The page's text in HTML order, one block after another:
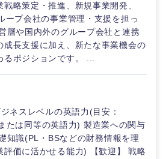
略策定・推進、新規事業開発、
ープ会社の事業管理・支援を担っ
層や国内外のグループ会社と連携
成長支援に加え、新たな事業機会の
ポジションです。 ...
ネスレベルの英語力(目安：
たは同等の英語力) 製造業への関与
知識(PL・BSなどの財務情報を理
評価に活かせる能力) 【歓迎】 戦略